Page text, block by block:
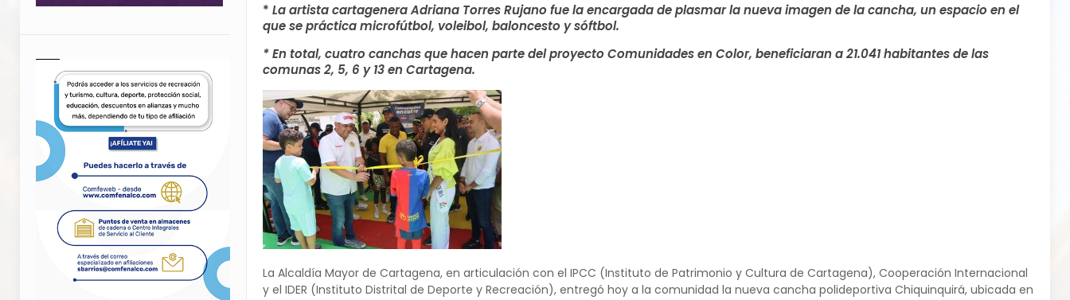
* La artista cartagenera Adriana Torres Rujano fue la encargada de plasmar la nueva imagen de la cancha, un espacio en el
que se práctica microfútbol, voleibol, baloncesto y sóftbol.
* En total, cuatro canchas que hacen parte del proyecto Comunidades en Color, beneficiaran a 21.041 habitantes de las
comunas 2, 5, 6 y 13 en Cartagena.
La Alcaldía Mayor de Cartagena, en articulación con el IPCC (Instituto de Patrimonio y Cultura de Cartagena), Cooperación Internacional
y el IDER (Instituto Distrital de Deporte y Recreación), entregó hoy a la comunidad la nueva cancha polideportiva Chiquinquirá, ubicada en